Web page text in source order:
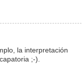
la interpretación
;-).